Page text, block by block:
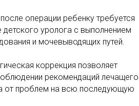
операции ребенку требуется
уролога с выполнением
и мочевыводящих путей.
коррекция позволяет
рекомендаций лечащего
от проблем на всю последующую